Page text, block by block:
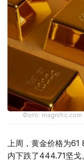
Фото: magnific.com
上周，黄金价格为61
内下跌了444.71坚戈。